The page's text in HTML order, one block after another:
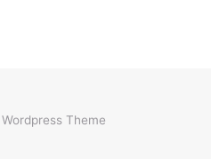
Theme